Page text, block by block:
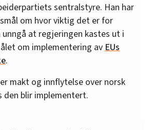
sentralstyre. Han har
om hvor viktig det er for
at regjeringen kastes ut i
om implementering av EUs
.
makt og innflytelse over norsk
den blir implementert.